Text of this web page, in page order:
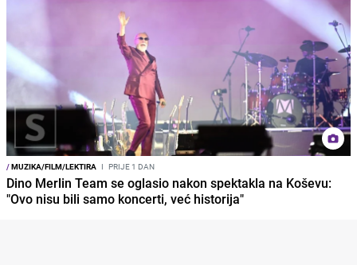
/MUZIKA/FILM/LEKTIRA I PRIJE 1 DAN
Dino Merlin Team se oglasio nakon spektakla na Koševu:
"Ovo nisu bili samo koncerti, već historija"